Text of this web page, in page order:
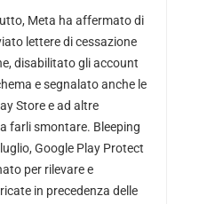
Meta ha affermato di
lettere di cessazione
disabilitato gli account
e segnalato anche le
Store e ad altre
farli smontare. Bleeping
Google Play Protect
per rilevare e
in precedenza delle